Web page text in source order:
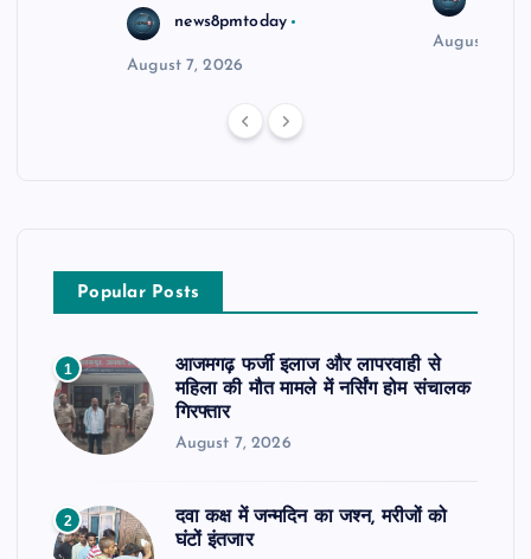
news8pmtoday
August 7, 2026
August 6,
Popular Posts
1
आजमगढ़ फर्जी इलाज और लापरवाही से
महिला की मौत मामले में नर्सिंग होम संचालक
गिरफ्तार
August 7, 2026
2
दवा कक्ष में जन्मदिन का जश्न, मरीजों को
घंटों इंतजार